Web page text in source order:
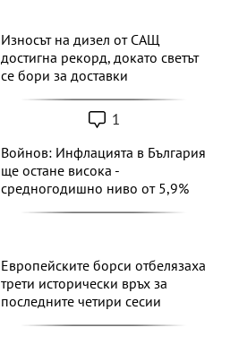
Износът на дизел от САЩ
достигна рекорд, докато светът
се бори за доставки
1
Войнов: Инфлацията в България
ще остане висока -
средногодишно ниво от 5,9%
Европейските борси отбелязаха
трети исторически връх за
последните четири сесии